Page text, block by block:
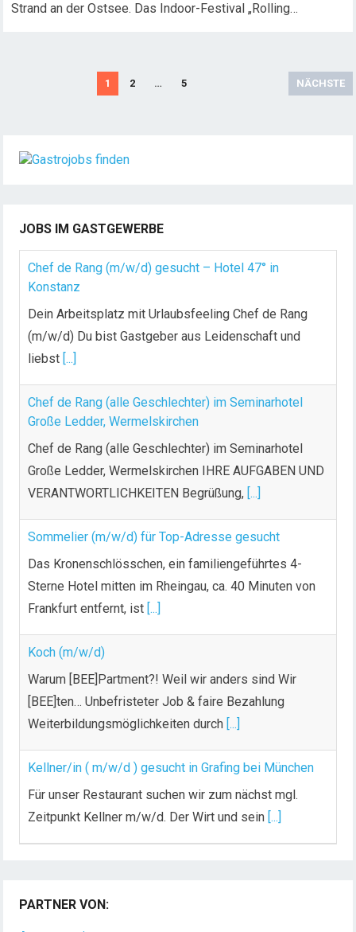
Strand an der Ostsee. Das Indoor-Festival „Rolling…
1 2 … 5 NÄCHSTE
JOBS IM GASTGEWERBE
Chef de Rang (m/w/d) gesucht – Hotel 47° in
Konstanz
Dein Arbeitsplatz mit Urlaubsfeeling Chef de Rang
(m/w/d) Du bist Gastgeber aus Leidenschaft und
liebst [...]
Chef de Rang (alle Geschlechter) im Seminarhotel
Große Ledder, Wermelskirchen
Chef de Rang (alle Geschlechter) im Seminarhotel
Große Ledder, Wermelskirchen IHRE AUFGABEN UND
VERANTWORTLICHKEITEN Begrüßung, [...]
Sommelier (m/w/d) für Top-Adresse gesucht
Das Kronenschlösschen, ein familiengeführtes 4-
Sterne Hotel mitten im Rheingau, ca. 40 Minuten von
Frankfurt entfernt, ist [...]
Koch (m/w/d)
Warum [BEE]Partment?! Weil wir anders sind Wir
[BEE]ten… Unbefristeter Job & faire Bezahlung
Weiterbildungsmöglichkeiten durch [...]
Kellner/in ( m/w/d ) gesucht in Grafing bei München
Für unser Restaurant suchen wir zum nächst mgl.
Zeitpunkt Kellner m/w/d. Der Wirt und sein [...]
PARTNER VON: